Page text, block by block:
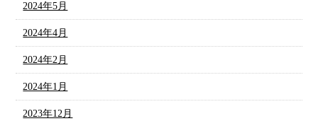
2024年5月
2024年4月
2024年2月
2024年1月
2023年12月